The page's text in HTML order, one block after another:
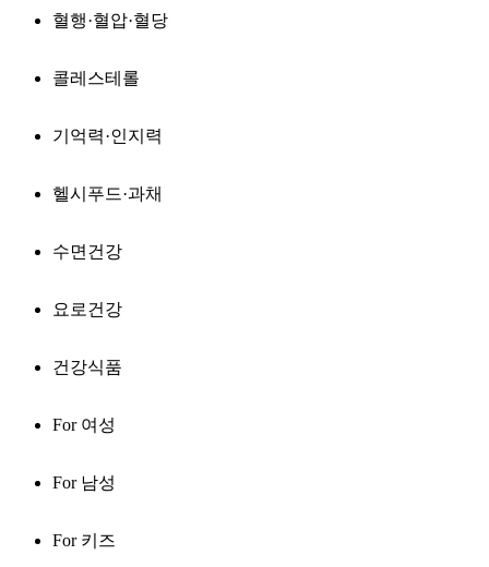
혈행·혈압·혈당
콜레스테롤
기억력·인지력
헬시푸드·과채
수면건강
요로건강
건강식품
For 여성
For 남성
For 키즈